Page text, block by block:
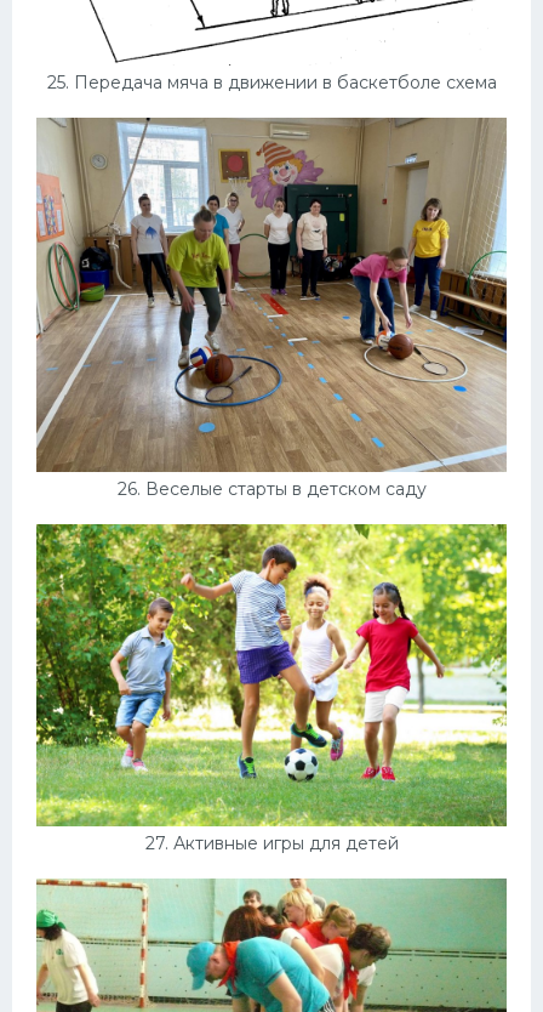
25. Передача мяча в движении в баскетболе схема
26. Веселые старты в детском саду
27. Активные игры для детей